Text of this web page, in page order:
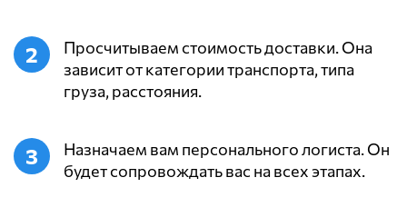
Просчитываем стоимость доставки. Она
зависит от категории транспорта, типа
груза, расстояния.
Назначаем вам персонального логиста. Он
будет сопровождать вас на всех этапах.